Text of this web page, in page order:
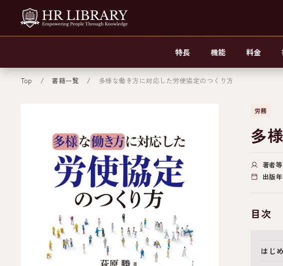
特長 機能 料金
Top 書籍一覧 多様な働き方に対応した労使協定のつくり方
労務
多
著者等
出版年
目次
はじ